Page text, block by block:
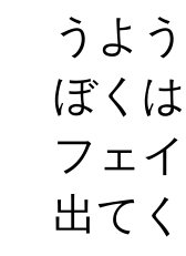
うよ
ぼく
フェ
出て